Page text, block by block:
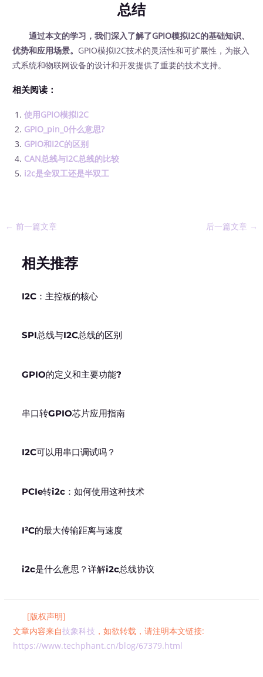
总结
通过本文的学习，我们深入了解了GPIO模拟I2C的基础知识、
优势和应用场景。 GPIO模拟I2C技术的灵活性和可扩展性，为嵌入
式系统和物联网设备的设计和开发提供了重要的技术支持。
相关阅读：
使用GPIO模拟I2C
GPIO_pin_0什么意思?
GPIO和I2C的区别
CAN总线与I2C总线的比较
i2c是全双工还是半双工
← 前一篇文章 后一篇文章 →
相关推荐
I2C：主控板的核心
SPI总线与I2C总线的区别
GPIO的定义和主要功能?
串口转GPIO芯片应用指南
I2C可以用串口调试吗？
PCIe转i2c：如何使用这种技术
I²C的最大传输距离与速度
i2c是什么意思？详解i2c总线协议
[版权声明]
文章内容来自技象科技 ，如欲转载，请注明本文链接:
https://www.techphant.cn/blog/67379.html